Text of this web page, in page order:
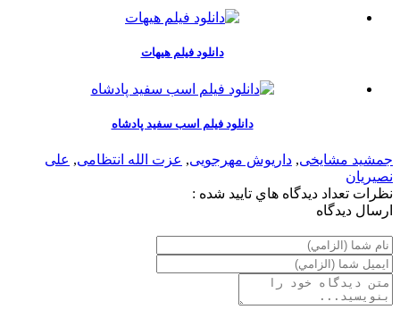
دانلود فیلم هیهات
دانلود فیلم اسب سفید پادشاه
جمشید مشایخی, داریوش مهرجویی, عزت الله انتظامی, علی
نصیریان
نظرات تعداد ديدگاه هاي تاييد شده :
ارسال ديدگاه